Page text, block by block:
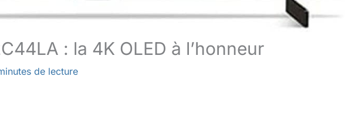
: la 4K OLED à l’honneur
de lecture